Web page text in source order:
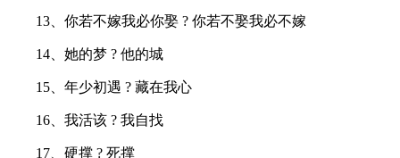
13、你若不嫁我必你娶 ? 你若不娶我必不嫁
14、她的梦 ? 他的城
15、年少初遇 ? 藏在我心
16、我活该 ? 我自找
17、硬撑 ? 死撑